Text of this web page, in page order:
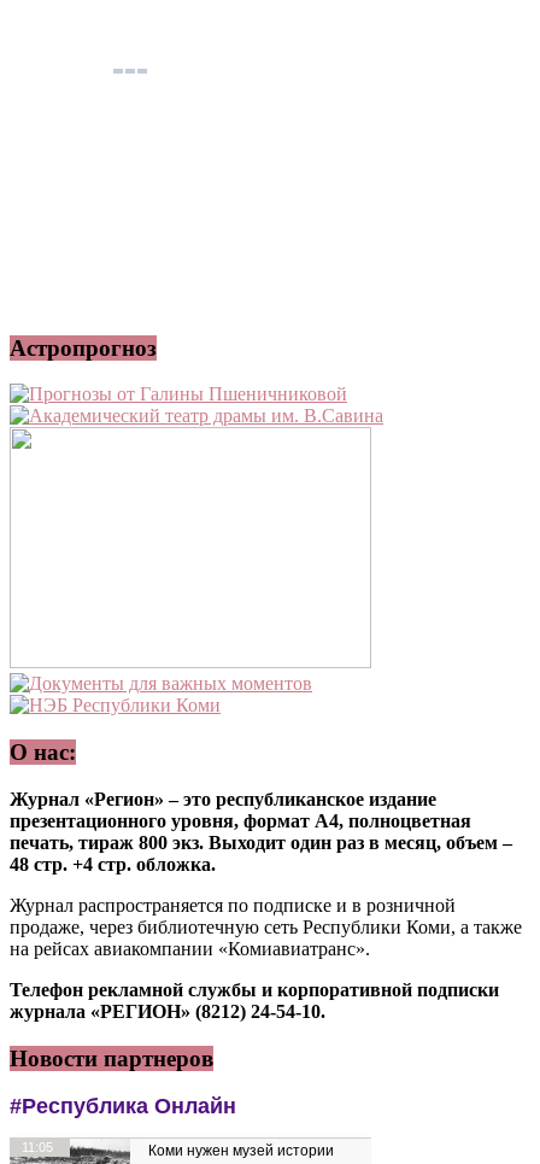
Астропрогноз
О нас:
Журнал «Регион» – это республиканское издание
презентационного уровня, формат А4, полноцветная
печать, тираж 800 экз. Выходит один раз в месяц, объем –
48 стр. +4 стр. обложка.
Журнал распространяется по подписке и в розничной
продаже, через библиотечную сеть Республики Коми, а также
на рейсах авиакомпании «Комиавиатранс».
Телефон рекламной службы и корпоративной подписки
журнала «РЕГИОН» (8212) 24-54-10.
Новости партнеров